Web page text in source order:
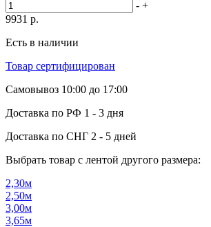
- +
9931 р.
Есть в наличии
Товар сертифицирован
Самовывоз 10:00 до 17:00
Доставка по РФ 1 - 3 дня
Доставка по СНГ 2 - 5 дней
Выбрать товар с лентой другого размера:
2,30м
2,50м
3,00м
3,65м